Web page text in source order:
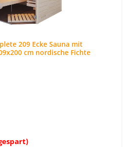
209 Ecke Sauna mit
cm nordische Fichte